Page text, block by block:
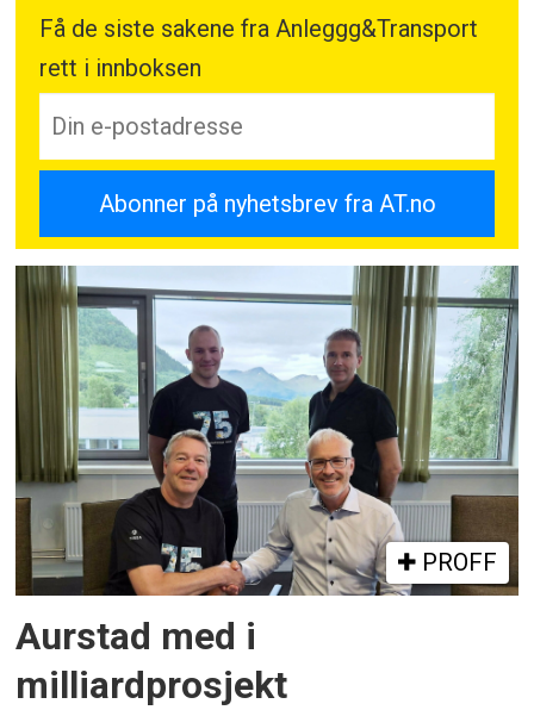
Få de siste sakene fra Anleggg&Transport
rett i innboksen
PROFF
Aurstad med i
milliardprosjekt